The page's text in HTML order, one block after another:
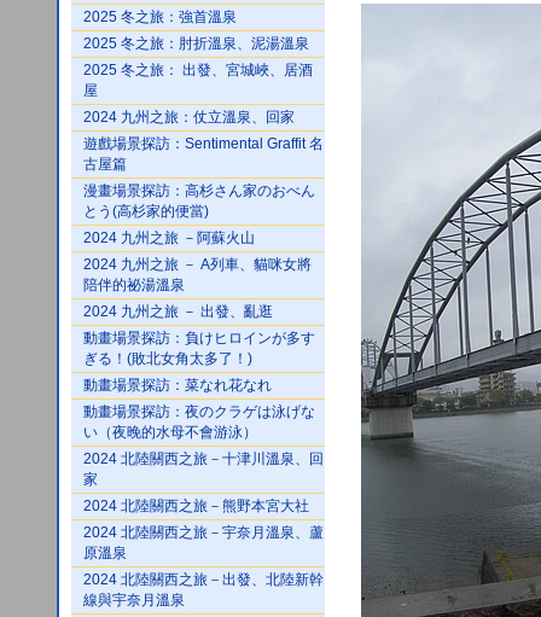
2025 冬之旅：強首溫泉
2025 冬之旅：肘折溫泉、泥湯溫泉
2025 冬之旅： 出發、宮城峽、居酒
屋
2024 九州之旅：仗立溫泉、回家
遊戲場景探訪：Sentimental Graffit 名
古屋篇
漫畫場景探訪：高杉さん家のおべん
とう(高杉家的便當)
2024 九州之旅 －阿蘇火山
2024 九州之旅 － A列車、貓咪女將
陪伴的祕湯溫泉
2024 九州之旅 － 出發、亂逛
動畫場景探訪：負けヒロインが多す
ぎる！(敗北女角太多了！)
動畫場景探訪：菜なれ花なれ
動畫場景探訪：夜のクラゲは泳げな
い（夜晚的水母不會游泳）
2024 北陸關西之旅－十津川溫泉、回
家
2024 北陸關西之旅－熊野本宮大社
2024 北陸關西之旅－宇奈月溫泉、蘆
原溫泉
2024 北陸關西之旅－出發、北陸新幹
線與宇奈月溫泉